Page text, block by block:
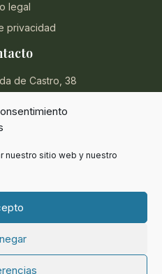
nuestro sitio web y nuestro
legal
privacidad
de Castro, 38
715
- 13:30
Todos los derechos reservados.